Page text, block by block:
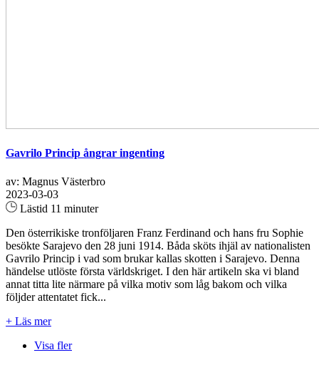
Gavrilo Princip ångrar ingenting
av: Magnus Västerbro
2023-03-03
Lästid 11 minuter
Den österrikiske tronföljaren Franz Ferdinand och hans fru Sophie
besökte Sarajevo den 28 juni 1914. Båda sköts ihjäl av nationalisten
Gavrilo Princip i vad som brukar kallas skotten i Sarajevo. Denna
händelse utlöste första världskriget. I den här artikeln ska vi bland
annat titta lite närmare på vilka motiv som låg bakom och vilka
följder attentatet fick...
+ Läs mer
Visa fler